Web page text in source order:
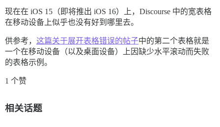
现在在 iOS 15（即将推出 iOS 16）上，Discourse 中的宽表格
在移动设备上似乎也没有好到哪里去。
供参考， 这篇关于展开表格错误的帖子中的第二个表格就是
一个在移动设备（以及桌面设备）上因缺少水平滚动而失败
的表格示例。
1 个赞
相关话题